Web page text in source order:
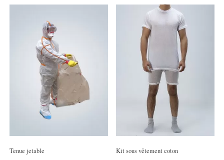
Tenue jetable Kit sous vêtement coton